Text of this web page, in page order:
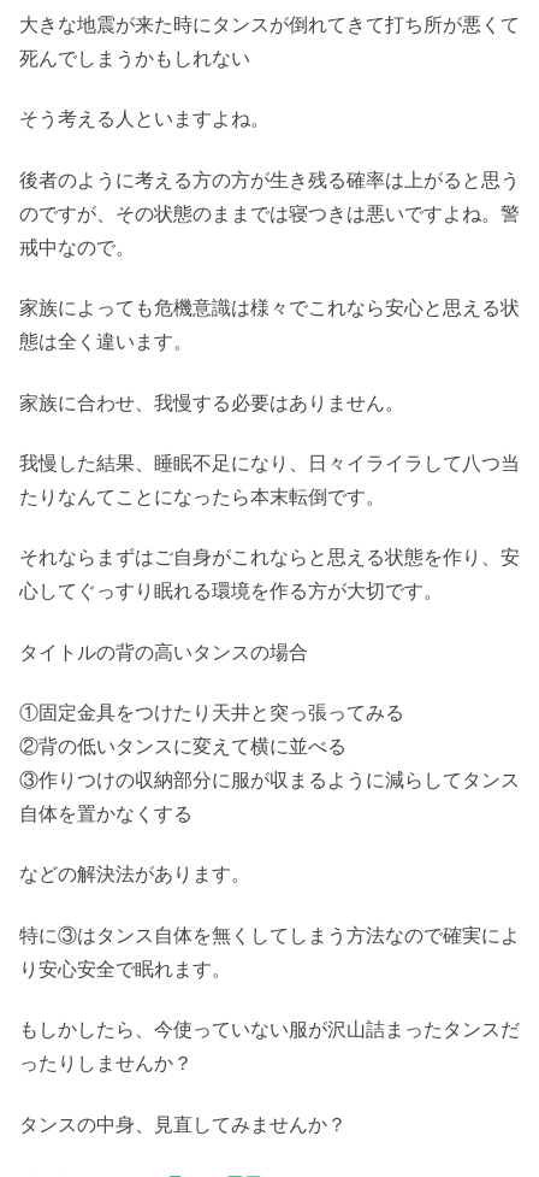
大きな地震が来た時にタンスが倒れてきて打ち所が悪くて
死んでしまうかもしれない
そう考える人といますよね。
後者のように考える方の方が生き残る確率は上がると思う
のですが、その状態のままでは寝つきは悪いですよね。警
戒中なので。
家族によっても危機意識は様々でこれなら安心と思える状
態は全く違います。
家族に合わせ、我慢する必要はありません。
我慢した結果、睡眠不足になり、日々イライラして八つ当
たりなんてことになったら本末転倒です。
それならまずはご自身がこれならと思える状態を作り、安
心してぐっすり眠れる環境を作る方が大切です。
タイトルの背の高いタンスの場合
①固定金具をつけたり天井と突っ張ってみる
②背の低いタンスに変えて横に並べる
③作りつけの収納部分に服が収まるように減らしてタンス
自体を置かなくする
などの解決法があります。
特に③はタンス自体を無くしてしまう方法なので確実によ
り安心安全で眠れます。
もしかしたら、今使っていない服が沢山詰まったタンスだ
ったりしませんか？
タンスの中身、見直してみませんか？